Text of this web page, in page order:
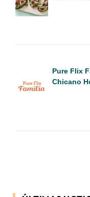
Pure Flix
Chicano